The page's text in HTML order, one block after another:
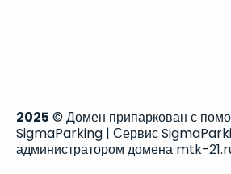
2025 © Домен припаркован с
SigmaParking | Сервис
администратором домена mtk-